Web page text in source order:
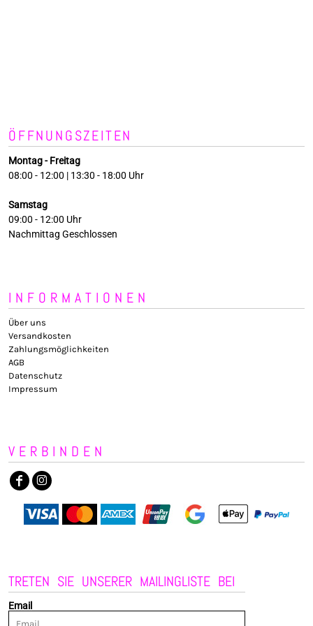
ÖFFNUNGSZEITEN
Montag - Freitag
08:00 - 12:00 | 13:30 - 18:00 Uhr
Samstag
09:00 - 12:00 Uhr
Nachmittag Geschlossen
INFORMATIONEN
Über uns
Versandkosten
Zahlungsmöglichkeiten
AGB
Datenschutz
Impressum
VERBINDEN
TRETEN SIE UNSERER MAILINGLISTE BEI
Email